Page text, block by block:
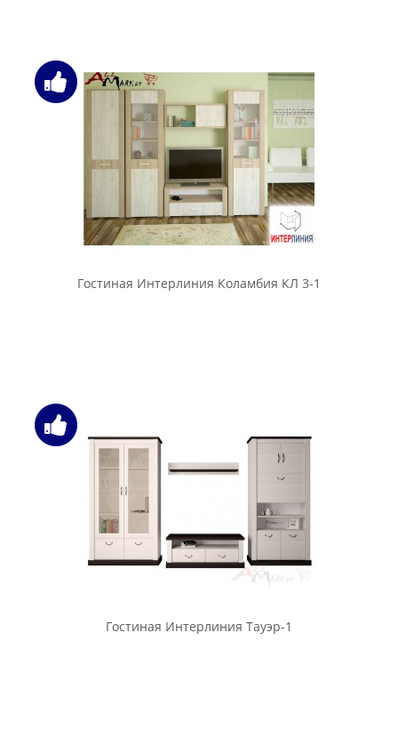
Гостиная Интерлиния Коламбия КЛ 3-1
Гостиная Интерлиния Тауэр-1